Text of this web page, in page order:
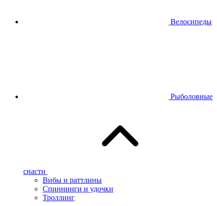
Велосипеды
Рыболовные
снасти
Вибы и раттлины
Спиннинги и удочки
Троллинг